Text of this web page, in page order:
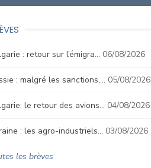
: retour sur l’émigra… 06/08/2026
: malgré les sanctions,… 05/08/2026
le retour des avions… 04/08/2026
: les agro-industriels… 03/08/2026
les brèves